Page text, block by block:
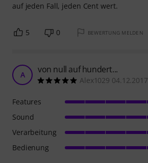
auf jeden Fall, jeden Cent wert.
5 0 BEWERTUNG MELDEN
A von null auf hundert...
Alex1029 04.12.2017
Features
Sound
Verarbeitung
Bedienung